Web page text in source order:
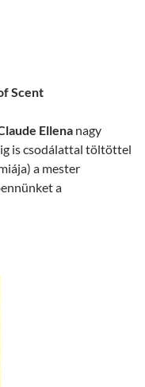
Scent
Ellena nagy
is csodálattal töltöttel
a mester
a